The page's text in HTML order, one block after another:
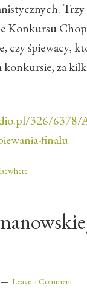
Trzy
Konkursu
czy śpiewacy,
za
326/
finalu
Leave a Comment